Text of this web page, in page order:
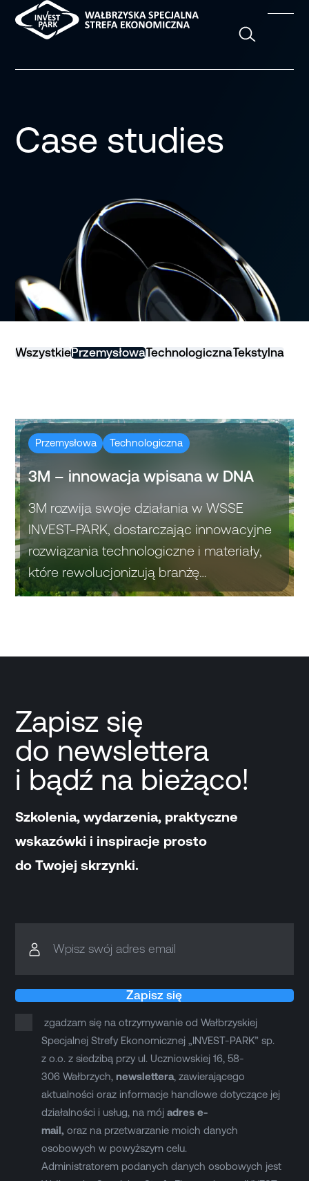
Case studies
WszystkiePrzemysłowaTechnologicznaTekstylna
Przemysłowa Technologiczna
3M – innowacja wpisana w DNA
3M rozwija swoje działania w WSSE
INVEST-PARK, dostarczając innowacyjne
rozwiązania technologiczne i materiały,
które rewolucjonizują branżę
motoryzacyjną, elektroniczną i wiele
Zapisz się
do newslettera
i bądź na bieżąco!
Szkolenia, wydarzenia, praktyczne
wskazówki i inspiracje prosto
do Twojej skrzynki.
Wpisz swój adres email
Zapisz się
zgadzam się na otrzymywanie od Wałbrzyskiej
Specjalnej Strefy Ekonomicznej „INVEST-PARK” sp.
z o.o. z siedzibą przy ul. Uczniowskiej 16, 58-
306 Wałbrzych, newslettera, zawierającego
aktualności oraz informacje handlowe dotyczące jej
działalności i usług, na mój adres e-
mail, oraz na przetwarzanie moich danych
osobowych w powyższym celu.
Administratorem podanych danych osobowych jest